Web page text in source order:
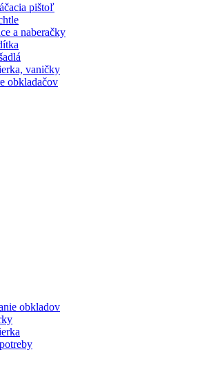
pištoľ
a naberačky
vaničky
obkladačov
obkladov